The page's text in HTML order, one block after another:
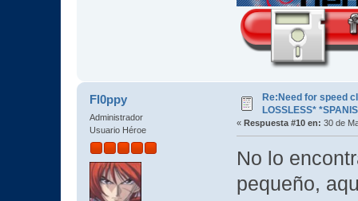
Fl0ppy
Administrador
Usuario Héroe
Re:Need for speed
LOSSLESS*
« Respuesta #10 en: 30 de
No lo
pequeño,